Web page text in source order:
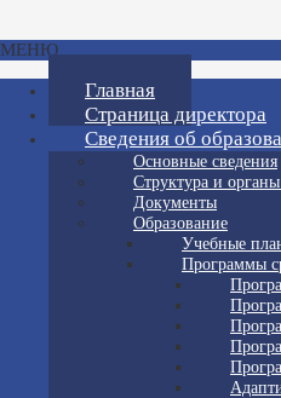
МЕНЮ
Главная
Страница директора
Сведения об
Основные сведения
Структура и
Документы
Образование
Учебные
Программы